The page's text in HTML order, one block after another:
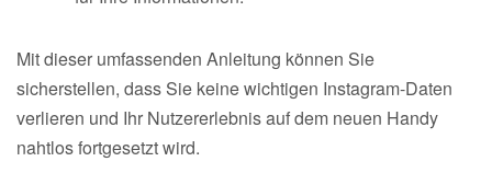
Mit dieser umfassenden Anleitung können Sie
sicherstellen, dass Sie keine wichtigen Instagram-Daten
verlieren und Ihr Nutzererlebnis auf dem neuen Handy
nahtlos fortgesetzt wird.